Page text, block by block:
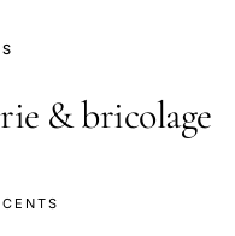
& bricolage